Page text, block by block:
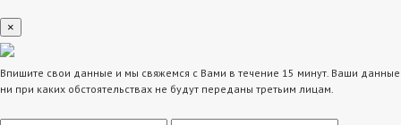
×
Впишите свои данные и мы свяжемся с Вами в течение 15 минут. Ваши данные
ни при каких обстоятельствах не будут переданы третьим лицам.